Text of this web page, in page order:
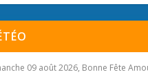
09 août 2026, Bonne Fête